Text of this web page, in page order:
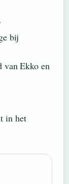
bij
van Ekko en
in het